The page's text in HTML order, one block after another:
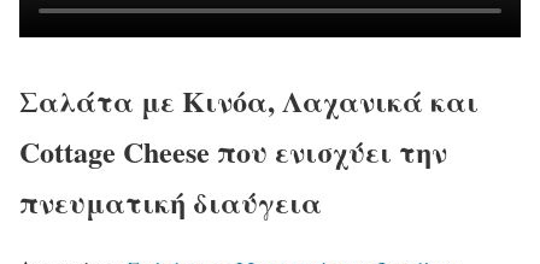
Σαλάτα με Κινόα, Λαχανικά και
Cottage Cheese που ενισχύει την
πνευματική διαύγεια